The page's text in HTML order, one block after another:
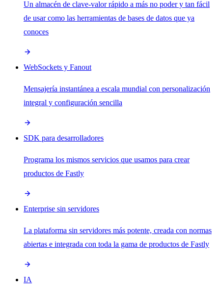
Un almacén de clave-valor rápido a más no poder y tan fácil
de usar como las herramientas de bases de datos que ya
conoces
WebSockets y Fanout
Mensajería instantánea a escala mundial con personalización
integral y configuración sencilla
SDK para desarrolladores
Programa los mismos servicios que usamos para crear
productos de Fastly
Enterprise sin servidores
La plataforma sin servidores más potente, creada con normas
abiertas e integrada con toda la gama de productos de Fastly
IA